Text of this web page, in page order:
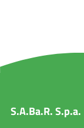
S.A.Ba.R. S.p.a.